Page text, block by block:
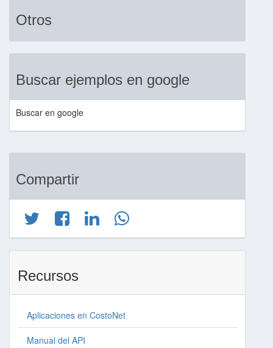
Otros
Buscar ejemplos en google
Buscar en google
Compartir
Recursos
Aplicaciones en CostoNet
Manual del API